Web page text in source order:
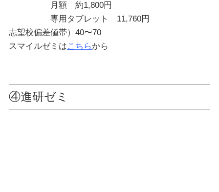
月額 約1,800円
専用タブレット 11,760円
志望校偏差値帯）40〜70
スマイルゼミはこちらから
④進研ゼミ